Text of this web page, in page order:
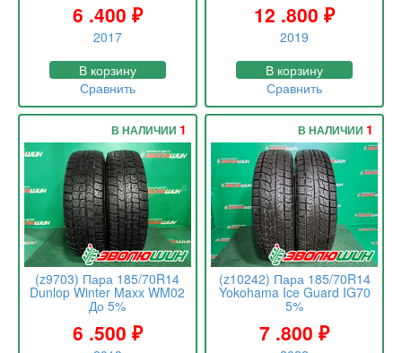
6 .400 ₽
2017
В корзину
Сравнить
12 .800₽
2019
В корзину
Сравнить
(z9703) Пара 185/70R14
Dunlop Winter Maxx WM02
До 5%
6 .500 ₽
В НАЛИЧИИ 1
(z10242) Пара 185/70R14
Yokohama Ice Guard IG70
5%
7 .800₽
В НАЛИЧИИ 1